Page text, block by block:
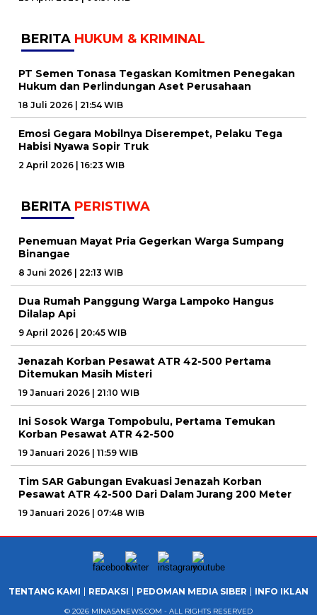
BERITA HUKUM & KRIMINAL
PT Semen Tonasa Tegaskan Komitmen Penegakan
Hukum dan Perlindungan Aset Perusahaan
18 Juli 2026 | 21:54 WIB
Emosi Gegara Mobilnya Diserempet, Pelaku Tega
Habisi Nyawa Sopir Truk
2 April 2026 | 16:23 WIB
BERITA PERISTIWA
Penemuan Mayat Pria Gegerkan Warga Sumpang
Binangae
8 Juni 2026 | 22:13 WIB
Dua Rumah Panggung Warga Lampoko Hangus
Dilalap Api
9 April 2026 | 20:45 WIB
Jenazah Korban Pesawat ATR 42-500 Pertama
Ditemukan Masih Misteri
19 Januari 2026 | 21:10 WIB
Ini Sosok Warga Tompobulu, Pertama Temukan
Korban Pesawat ATR 42-500
19 Januari 2026 | 11:59 WIB
Tim SAR Gabungan Evakuasi Jenazah Korban
Pesawat ATR 42-500 Dari Dalam Jurang 200 Meter
19 Januari 2026 | 07:48 WIB
TENTANG KAMI REDAKSI PEDOMAN MEDIA SIBER INFO IKLAN
© 2026 MINASANEWS.COM - ALL RIGHTS RESERVED